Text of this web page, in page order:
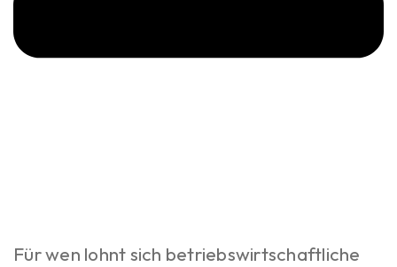
Für wen lohnt sich betriebswirtschaftliche